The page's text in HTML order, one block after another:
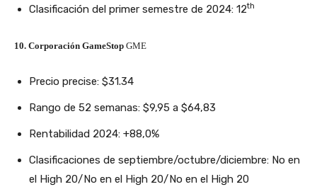
Clasificación del primer semestre de 2024: 12th
10. Corporación GameStop GME
Precio precise: $31.34
Rango de 52 semanas: $9,95 a $64,83
Rentabilidad 2024: +88,0%
Clasificaciones de septiembre/octubre/diciembre: No en
el High 20/No en el High 20/No en el High 20